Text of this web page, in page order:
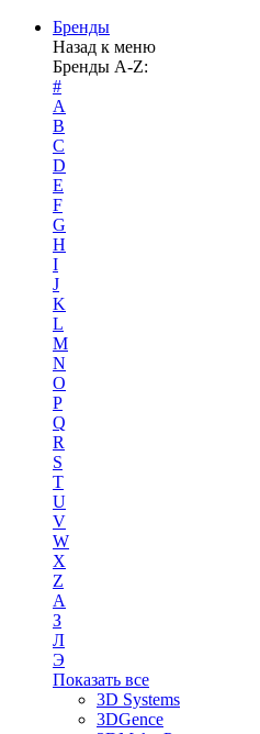
Бренды
Назад к меню
Бренды A-Z:
#
A
B
C
D
E
F
G
H
I
J
K
L
M
N
O
P
Q
R
S
T
U
V
W
X
Z
А
З
Л
Э
Показать все
3D Systems
3DGence